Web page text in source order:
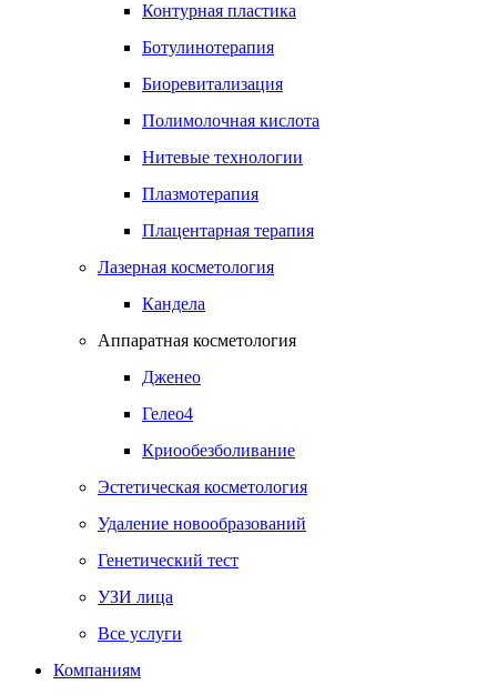
Контурная пластика
Ботулинотерапия
Биоревитализация
Полимолочная кислота
Нитевые технологии
Плазмотерапия
Плацентарная терапия
Лазерная косметология
Кандела
Аппаратная косметология
Дженео
Гелео4
Криообезболивание
Эстетическая косметология
Удаление новообразований
Генетический тест
УЗИ лица
Все услуги
Компаниям